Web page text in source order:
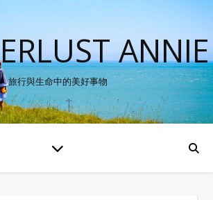
ANNIE
旅行與生命中的美好事物